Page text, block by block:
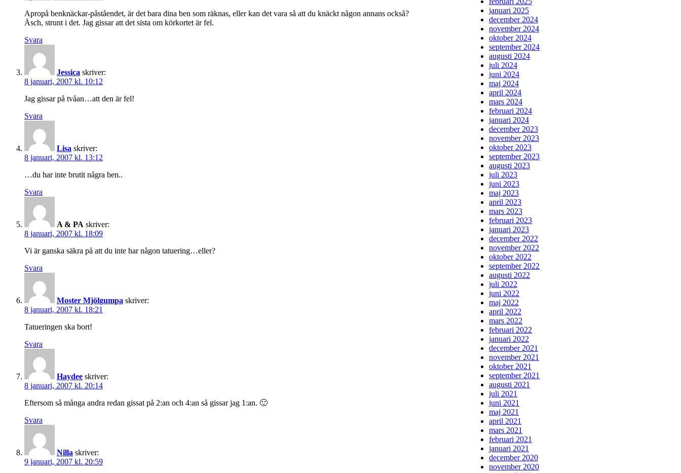
Apropå benknäckar-påståendet, är det bara dina ben som räknas, eller kan det vara så att du knäckt någon annans också?
Äsch, strunt i det. Jag gissar att det sista om körkortet är fel.
Svara
Jessica skriver:
8 januari, 2007 kl. 10:12
Jag gissar på tvåan…att den är fel!
Svara
Lisa skriver:
8 januari, 2007 kl. 13:12
…du har inte brutit några ben..
Svara
A & PA skriver:
8 januari, 2007 kl. 18:09
Vi är ganska säkra på att du inte har någon tatuering…eller?
Svara
Moster Mjölgumpa skriver:
8 januari, 2007 kl. 18:21
Tatueringen ska bort!
Svara
Haydee skriver:
8 januari, 2007 kl. 20:14
Eftersom så många andra redan gissat på 2:an och 4:an så gissar jag 1:an. 🙂
Svara
Nilla skriver:
9 januari, 2007 kl. 20:59
januari 2025
december 2024
november 2024
oktober 2024
september 2024
augusti 2024
juli 2024
juni 2024
maj 2024
april 2024
mars 2024
februari 2024
januari 2024
december 2023
november 2023
oktober 2023
september 2023
augusti 2023
juli 2023
juni 2023
maj 2023
april 2023
mars 2023
februari 2023
januari 2023
december 2022
november 2022
oktober 2022
september 2022
augusti 2022
juli 2022
juni 2022
maj 2022
april 2022
mars 2022
februari 2022
januari 2022
december 2021
november 2021
oktober 2021
september 2021
augusti 2021
juli 2021
juni 2021
maj 2021
april 2021
mars 2021
februari 2021
januari 2021
december 2020
november 2020